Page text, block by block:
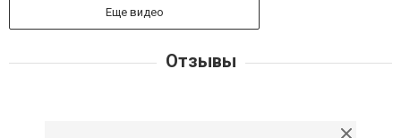
Еще видео
Отзывы